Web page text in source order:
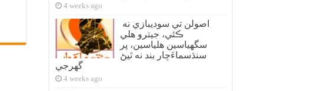
4 weeks ago
ڪئي، جيترو هلي
سگهياسين هلياسين، پر
سنڌسماءَچار بند نه ٿيڻ
گهرجي
4 weeks ago